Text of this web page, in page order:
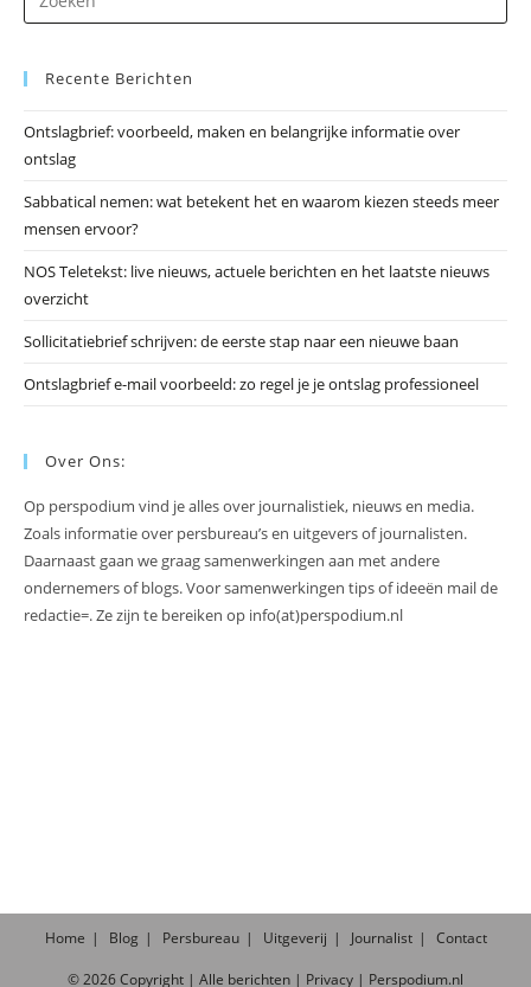
op
Recente Berichten
Ontslagbrief: voorbeeld, maken en belangrijke informatie over
ontslag
Sabbatical nemen: wat betekent het en waarom kiezen steeds meer
mensen ervoor?
NOS Teletekst: live nieuws, actuele berichten en het laatste nieuws
overzicht
Sollicitatiebrief schrijven: de eerste stap naar een nieuwe baan
Ontslagbrief e-mail voorbeeld: zo regel je je ontslag professioneel
Over Ons:
Op perspodium vind je alles over journalistiek, nieuws en media.
Zoals informatie over persbureau’s en uitgevers of journalisten.
Daarnaast gaan we graag samenwerkingen aan met andere
ondernemers of blogs. Voor samenwerkingen tips of ideeën mail de
redactie=. Ze zijn te bereiken op info(at)perspodium.nl
Home Blog Persbureau Uitgeverij Journalist Contact
©2026Copyright | Alle berichten | Privacy | Perspodium.nl